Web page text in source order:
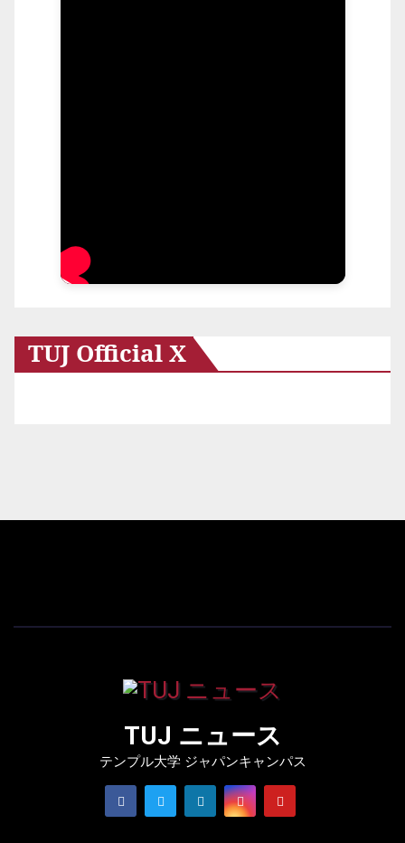
TUJ Official X
TUJ ニュース
テンプル大学 ジャパンキャンパス